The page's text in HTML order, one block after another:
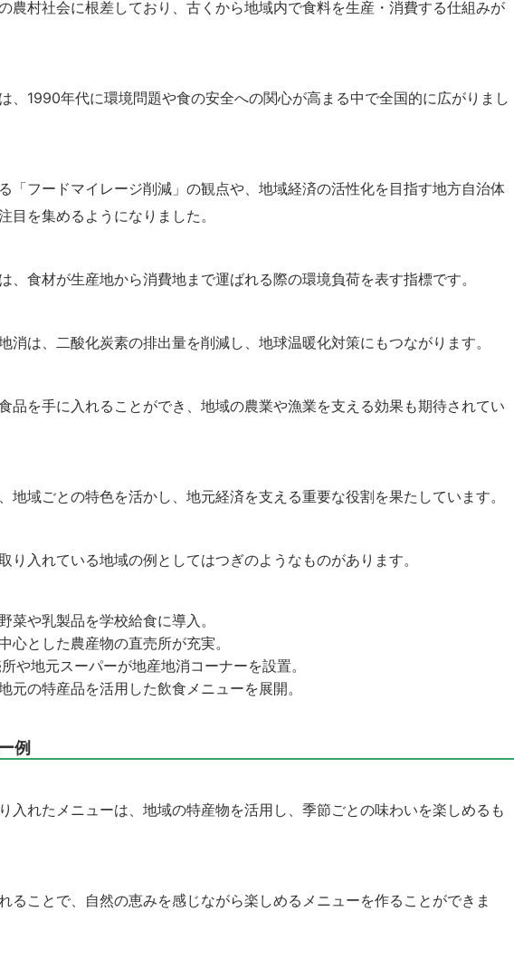
農村社会に根差しており、古くから地域内で食料を生産・消費する仕組みが
、1990年代に環境問題や食の安全への関心が高まる中で全国的に広がりまし
「フードマイレージ削減」の観点や、地域経済の活性化を目指す地方自治体
目を集めるようになりました。
、食材が生産地から消費地まで運ばれる際の環境負荷を表す指標です。
消は、二酸化炭素の排出量を削減し、地球温暖化対策にもつながります。
品を手に入れることができ、地域の農業や漁業を支える効果も期待されてい
地域ごとの特色を活かし、地元経済を支える重要な役割を果たしています。
り入れている地域の例としてはつぎのようなものがあります。
菜や乳製品を学校給食に導入。
心とした農産物の直売所が充実。
や地元スーパーが地産地消コーナーを設置。
元の特産品を活用した飲食メニューを展開。
例
入れたメニューは、地域の特産物を活用し、季節ごとの味わいを楽しめるも
ることで、自然の恵みを感じながら楽しめるメニューを作ることができま